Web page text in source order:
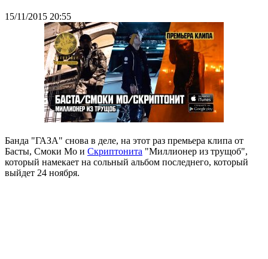
15/11/2015 20:55
Банда "ГАЗА" снова в деле, на этот раз премьера клипа от
Басты, Смоки Мо и Скриптонита "Миллионер из трущоб",
который намекает на сольный альбом последнего, который
выйдет 24 ноября.